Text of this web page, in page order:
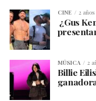
CINE 2 años
¿Gus
MÚSICA 2
Billie